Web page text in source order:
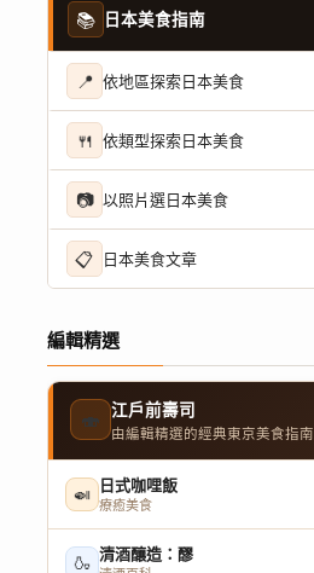
📚 日本美食指南
📍 依地區探索日本美食
🍴 依類型探索日本美食
📷 以照片選日本美食
📋 日本美食文章
編輯精選
🍣 江戶前壽司
由編輯精選的經典東京美食指南
🍛 日式咖哩飯
療癒美食
🍶 清酒釀造：醪